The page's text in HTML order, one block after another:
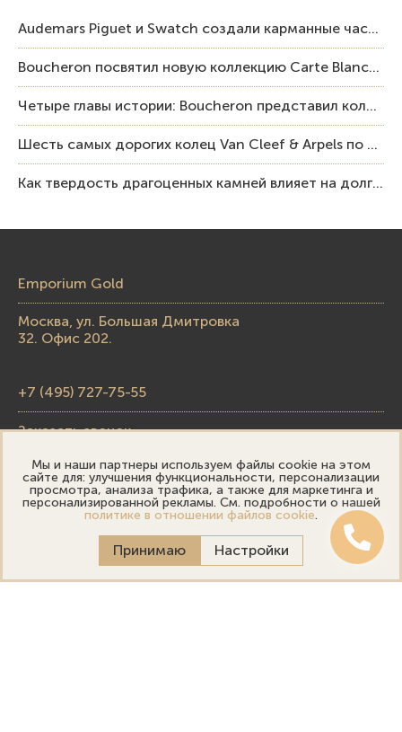
Audemars Piguet и Swatch создали карманные часы в эстетике Royal Oak и Pop Art
Boucheron посвятил новую коллекцию Carte Blanche Human Being человеку и силе мастерства
Четыре главы истории: Boucheron представил коллекцию «Nom: Boucheron, Prénom: Frédéric»
Шесть самых дорогих колец Van Cleef & Arpels по итогам аукционов Sotheby’s
Как твердость драгоценных камней влияет на долговечность ювелирных изделий
Emporium Gold
Москва, ул. Большая Дмитровка
32. Офис 202.
+7 (495) 727-75-55
Заказать звонок
skupka@emporiumgold.com
sale@emporiumgold.com
Режим работы:
Пн-Пт: 10:00–20:00
Мы и наши партнеры используем файлы cookie на этом
сайте для: улучшения функциональности, персонализации
просмотра, анализа трафика, а также для маркетинга и
персонализированной рекламы. См. подробности о нашей
политике в отношении файлов cookie.
Принимаю Настройки